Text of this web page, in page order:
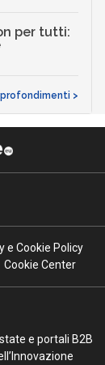
per tutti:
>
e Cookie Policy
Cookie Center
e portali B2B